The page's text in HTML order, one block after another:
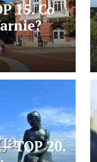
15. Co
TOP 20.